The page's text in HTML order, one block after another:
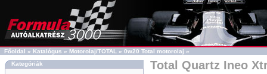
Főoldal » Katalógus » Motorolaj/TOTAL » 0w20 Total motorolaj »
Kategóriák
Total Quartz Ineo